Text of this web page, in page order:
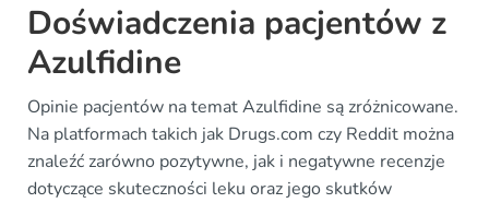
Doświadczenia pacjentów z
Azulfidine
Opinie pacjentów na temat Azulfidine są zróżnicowane.
Na platformach takich jak Drugs.com czy Reddit można
znaleźć zarówno pozytywne, jak i negatywne recenzje
dotyczące skuteczności leku oraz jego skutków